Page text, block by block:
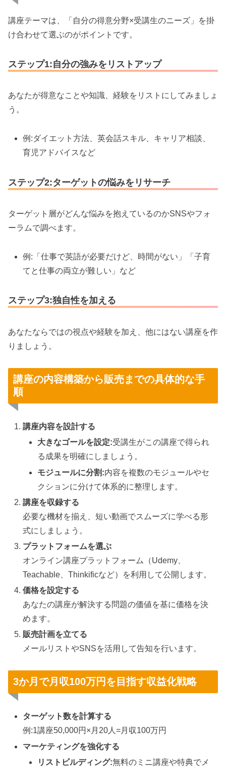
講座テーマは、「自分の得意分野×受講生のニーズ」を掛
け合わせて選ぶのがポイントです。
ステップ1:自分の強みをリストアップ
あなたが得意なことや知識、経験をリストにしてみましょ
う。
例:ダイエット方法、英会話スキル、キャリア相談、
育児アドバイスなど
ステップ2:ターゲットの悩みをリサーチ
ターゲット層がどんな悩みを抱えているのかSNSやフォ
ーラムで調べます。
例:「仕事で英語が必要だけど、時間がない」「子育
てと仕事の両立が難しい」など
ステップ3:独自性を加える
あなたならではの視点や経験を加え、他にはない講座を作
りましょう。
講座の内容構築から販売までの具体的な手
順
講座内容を設計する
大きなゴールを設定:受講生がこの講座で得られ
る成果を明確にしましょう。
モジュールに分割:内容を複数のモジュールやセ
クションに分けて体系的に整理します。
講座を収録する
必要な機材を揃え、短い動画でスムーズに学べる形
式にしましょう。
プラットフォームを選ぶ
オンライン講座プラットフォーム（Udemy、
Teachable、Thinkificなど）を利用して公開します。
価格を設定する
あなたの講座が解決する問題の価値を基に価格を決
めます。
販売計画を立てる
メールリストやSNSを活用して告知を行います。
3か月で月収100万円を目指す収益化戦略
ターゲット数を計算する
例:1講座50,000円×月20人=月収100万円
マーケティングを強化する
リストビルディング:無料のミニ講座や特典でメ